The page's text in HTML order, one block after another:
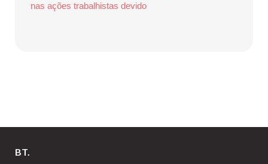
nas ações trabalhistas devido
BT.